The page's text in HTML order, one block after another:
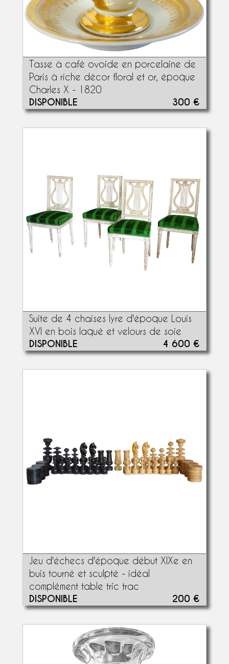
Tasse à café ovoide en porcelaine de
Paris à riche décor floral et or, époque
Charles X - 1820
DISPONIBLE 300 €
Suite de 4 chaises lyre d'époque Louis
XVI en bois laqué et velours de soie
DISPONIBLE 4 600 €
Jeu d'échecs d'époque début XIXe en
buis tourné et sculpté - idéal
complément table tric trac
DISPONIBLE 200 €